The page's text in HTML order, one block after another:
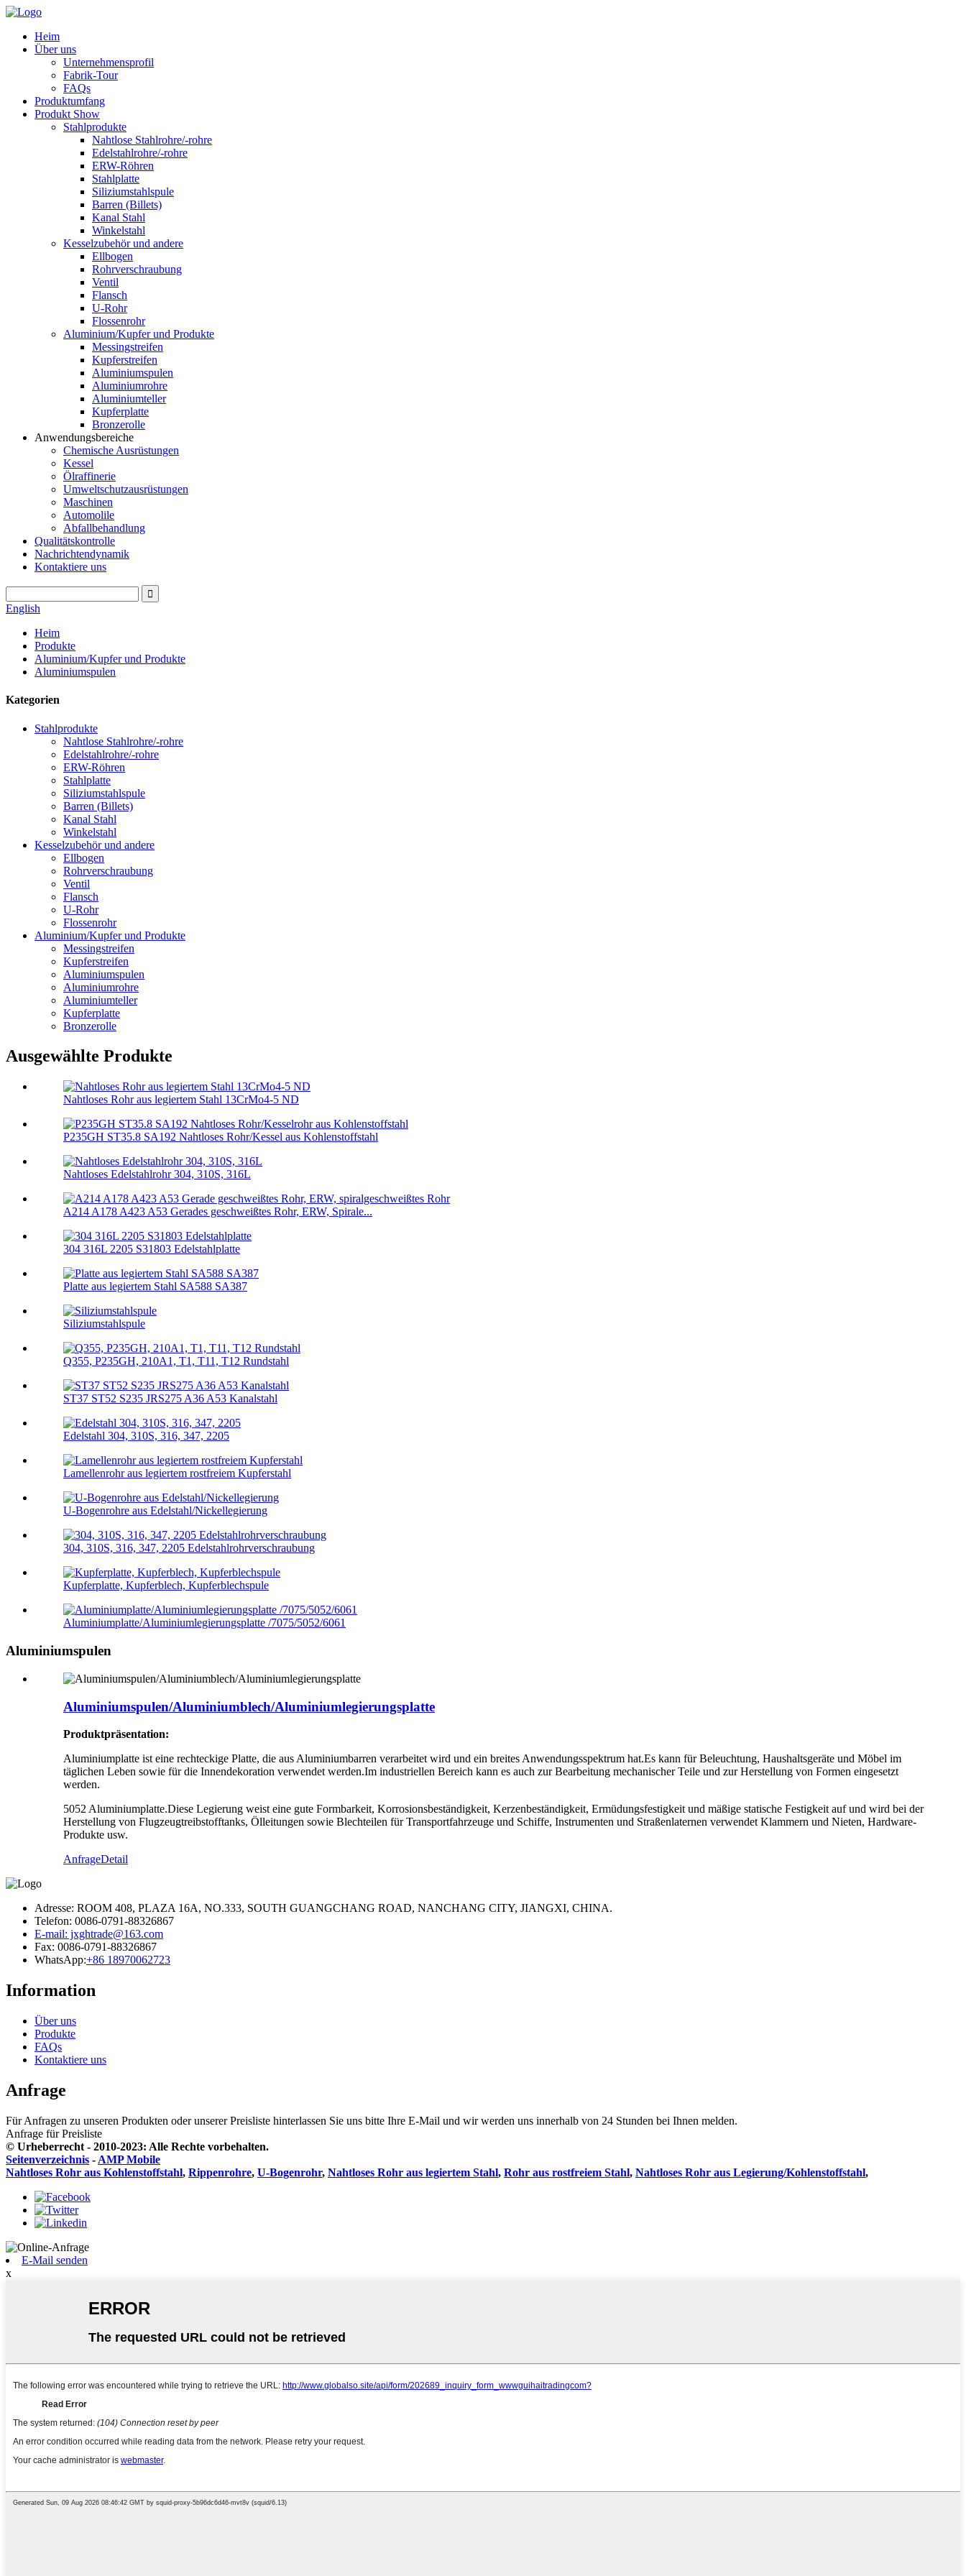
Heim
Über uns
Unternehmensprofil
Fabrik-Tour
FAQs
Produktumfang
Produkt Show
Stahlprodukte
Nahtlose Stahlrohre/-rohre
Edelstahlrohre/-rohre
ERW-Röhren
Stahlplatte
Siliziumstahlspule
Barren (Billets)
Kanal Stahl
Winkelstahl
Kesselzubehör und andere
Ellbogen
Rohrverschraubung
Ventil
Flansch
U-Rohr
Flossenrohr
Aluminium/Kupfer und Produkte
Messingstreifen
Kupferstreifen
Aluminiumspulen
Aluminiumrohre
Aluminiumteller
Kupferplatte
Bronzerolle
Anwendungsbereiche
Chemische Ausrüstungen
Kessel
Ölraffinerie
Umweltschutzausrüstungen
Maschinen
Automolile
Abfallbehandlung
Qualitätskontrolle
Nachrichtendynamik
Kontaktiere uns
English
Heim
Produkte
Aluminium/Kupfer und Produkte
Aluminiumspulen
Kategorien
Stahlprodukte
Nahtlose Stahlrohre/-rohre
Edelstahlrohre/-rohre
ERW-Röhren
Stahlplatte
Siliziumstahlspule
Barren (Billets)
Kanal Stahl
Winkelstahl
Kesselzubehör und andere
Ellbogen
Rohrverschraubung
Ventil
Flansch
U-Rohr
Flossenrohr
Aluminium/Kupfer und Produkte
Messingstreifen
Kupferstreifen
Aluminiumspulen
Aluminiumrohre
Aluminiumteller
Kupferplatte
Bronzerolle
Ausgewählte Produkte
Nahtloses Rohr aus legiertem Stahl 13CrMo4-5 ND
P235GH ST35.8 SA192 Nahtloses Rohr/Kessel aus Kohlenstoffstahl
Nahtloses Edelstahlrohr 304, 310S, 316L
A214 A178 A423 A53 Gerades geschweißtes Rohr, ERW, Spirale...
304 316L 2205 S31803 Edelstahlplatte
Platte aus legiertem Stahl SA588 SA387
Siliziumstahlspule
Q355, P235GH, 210A1, T1, T11, T12 Rundstahl
ST37 ST52 S235 JRS275 A36 A53 Kanalstahl
Edelstahl 304, 310S, 316, 347, 2205
Lamellenrohr aus legiertem rostfreiem Kupferstahl
U-Bogenrohre aus Edelstahl/Nickellegierung
304, 310S, 316, 347, 2205 Edelstahlrohrverschraubung
Kupferplatte, Kupferblech, Kupferblechspule
Aluminiumplatte/Aluminiumlegierungsplatte /7075/5052/6061
Aluminiumspulen
Aluminiumspulen/Aluminiumblech/Aluminiumlegierungsplatte
Produktpräsentation:
Aluminiumplatte ist eine rechteckige Platte, die aus Aluminiumbarren verarbeitet wird und ein breites Anwendungsspektrum hat.Es kann für Beleuchtung, Haushaltsgeräte und Möbel im
täglichen Leben sowie für die Innendekoration verwendet werden.Im industriellen Bereich kann es auch zur Bearbeitung mechanischer Teile und zur Herstellung von Formen eingesetzt
werden.
5052 Aluminiumplatte.Diese Legierung weist eine gute Formbarkeit, Korrosionsbeständigkeit, Kerzenbeständigkeit, Ermüdungsfestigkeit und mäßige statische Festigkeit auf und wird bei der
Herstellung von Flugzeugtreibstofftanks, Ölleitungen sowie Blechteilen für Transportfahrzeuge und Schiffe, Instrumenten und Straßenlaternen verwendet Klammern und Nieten, Hardware-
Produkte usw.
AnfrageDetail
Adresse: ROOM 408, PLAZA 16A, NO.333, SOUTH GUANGCHANG ROAD, NANCHANG CITY, JIANGXI, CHINA.
Telefon: 0086-0791-88326867
E-mail: jxghtrade@163.com
Fax: 0086-0791-88326867
WhatsApp:+86 18970062723
Information
Über uns
Produkte
FAQs
Kontaktiere uns
Anfrage
Für Anfragen zu unseren Produkten oder unserer Preisliste hinterlassen Sie uns bitte Ihre E-Mail und wir werden uns innerhalb von 24 Stunden bei Ihnen melden.
Anfrage für Preisliste
© Urheberrecht - 2010-2023: Alle Rechte vorbehalten.
Seitenverzeichnis - AMP Mobile
Nahtloses Rohr aus Kohlenstoffstahl, Rippenrohre, U-Bogenrohr, Nahtloses Rohr aus legiertem Stahl, Rohr aus rostfreiem Stahl, Nahtloses Rohr aus Legierung/Kohlenstoffstahl,
E-Mail senden
x